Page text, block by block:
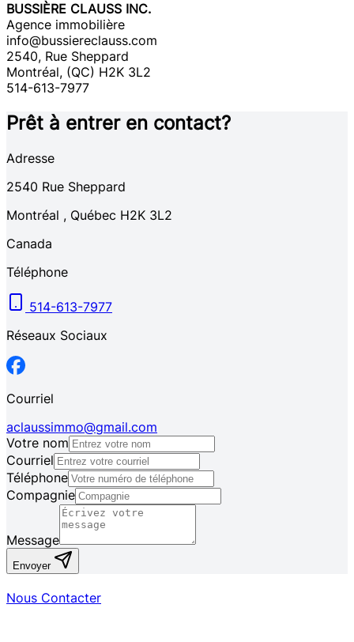
BUSSIÈRE CLAUSS INC.
Agence immobilière
info@bussiereclauss.com
2540, Rue Sheppard
Montréal, (QC) H2K 3L2
514-613-7977
Prêt à entrer en contact?
Adresse
2540 Rue Sheppard
Montréal , Québec H2K 3L2
Canada
Téléphone
514-613-7977
Réseaux Sociaux
Courriel
aclaussimmo@gmail.com
Votre nom
Courriel
Téléphone
Compagnie
Message
Envoyer
Nous Contacter